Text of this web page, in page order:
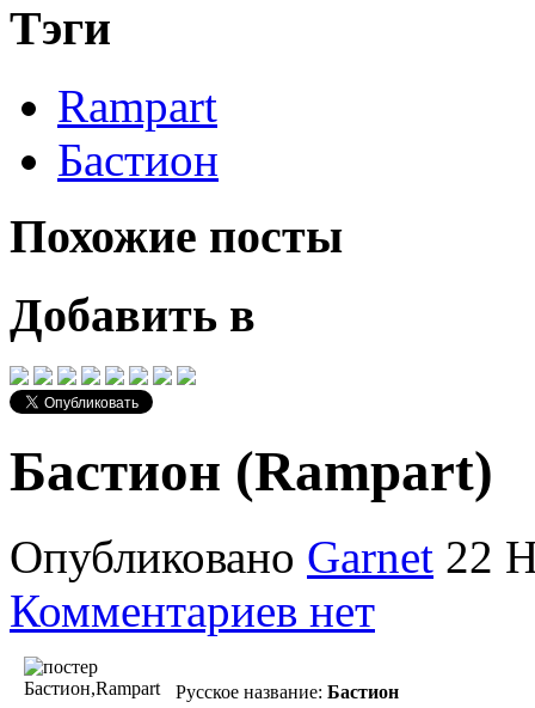
Тэги
Rampart
Бастион
Похожие посты
Добавить в
Бастион (Rampart)
Опубликовано Garnet 22
Комментариев нет
Русское название: Бастион